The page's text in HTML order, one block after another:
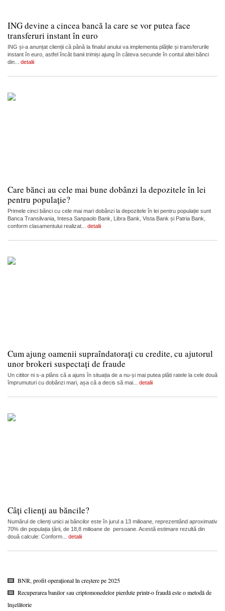
ING devine a cincea bancă la care se vor putea face
transferuri instant în euro
ING și-a anunțat clienții că până la finalul anului va implementa plățile și transferurile
instant în euro, astfel încât banii trimiși ajung în câteva secunde în contul altei bănci
din... detalii
Care bănci au cele mai bune dobânzi la depozitele în lei
pentru populație?
Primele cinci bănci cu cele mai mari dobânzi la depozitele în lei pentru populație sunt
Banca Transilvania, Intesa Sanpaolo Bank, Libra Bank, Vista Bank și Patria Bank,
conform clasamentului realizat... detalii
Cum ajung oamenii supraîndatorați cu credite, cu ajutorul
unor brokeri suspectați de fraude
Un cititor ni s-a plâns că a ajuns în situația de a nu-și mai putea plăti ratele la cele două
împrumuturi cu dobânzi mari, așa că a decis să mai... detalii
Câți clienți au băncile?
Numărul de clienți unici ai băncilor este în jurul a 13 milioane, reprezentând aproximativ
70% din populația țării, de 18,8 milioane de persoane. Acestă estimare rezultă din
două calcule: Conform... detalii
BNR, profit operațional în creștere pe 2025
Recuperarea banilor sau criptomonedelor pierdute printr-o fraudă este o metodă de
înșelătorie